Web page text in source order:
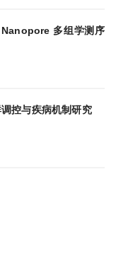
多组学测序
控与疾病机制研究